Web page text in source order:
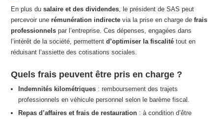
En plus dusalaire et des dividendes , le président de SAS peut
percevoir unerémunération indirecte via la prise en charge defrais
professionnels par l’entreprise. Ces dépenses, engagées dans
l’intérêt de la société, permettentd’optimiser la fiscalité tout en
réduisant l’assiette des cotisations sociales.
Quels frais peuvent être pris en charge ?
Indemnités kilométriques : remboursement des trajets
professionnels en véhicule personnel selon le barème fiscal.
Repas d’affaires et frais de restauration : à condition d’être